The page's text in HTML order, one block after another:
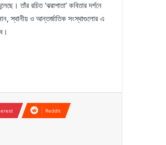
তাঁর রচিত ‘ঝরাপাতা’ কবিতার দর্শনে
স্থানীয় ও আন্তর্জাতিক সংস্থাগুলোর এ
Reddit